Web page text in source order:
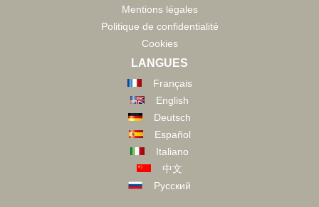
Mentions légales
Politique de confidentialité
Cookies
LANGUES
Français
English
Deutsch
Español
Italiano
中文
Русский